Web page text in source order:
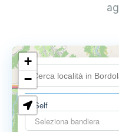
Self
Seleziona bandiera
+
−